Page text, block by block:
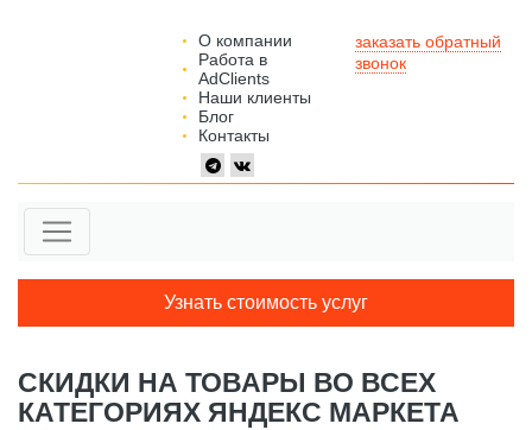
О компании
Работа в
AdClients
Наши клиенты
Блог
Контакты
заказать обратный
звонок
Узнать стоимость услуг
СКИДКИ НА ТОВАРЫ ВО ВСЕХ
КАТЕГОРИЯХ ЯНДЕКС МАРКЕТА